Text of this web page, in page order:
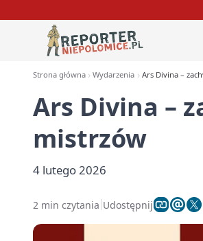
Strona główna Wydarzenia Ars Divina –
Ars Divina –
mistrzów
4 lutego 2026
2 min czytania Udostępnij